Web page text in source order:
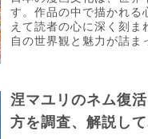
す。作品の中で描かれる
えて読者の心に深く刻ま
自の世界観と魅力が詰ま
涅マユリのネム復
方を調査、解説し